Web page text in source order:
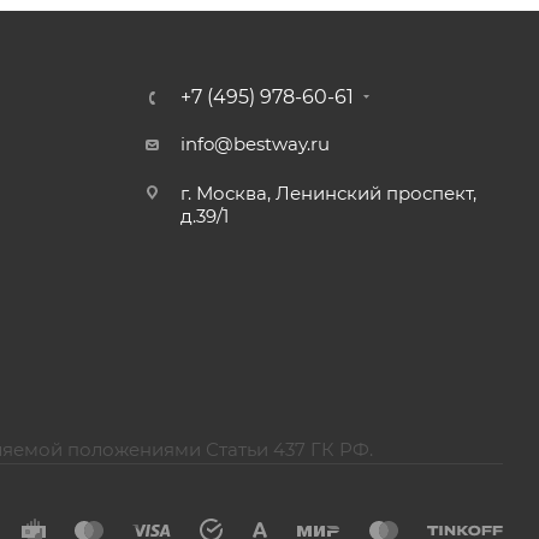
+7 (495) 978-60-61
info@bestway.ru
г. Москва, Ленинский проспект,
д.39/1
положениями Статьи 437 ГК РФ.